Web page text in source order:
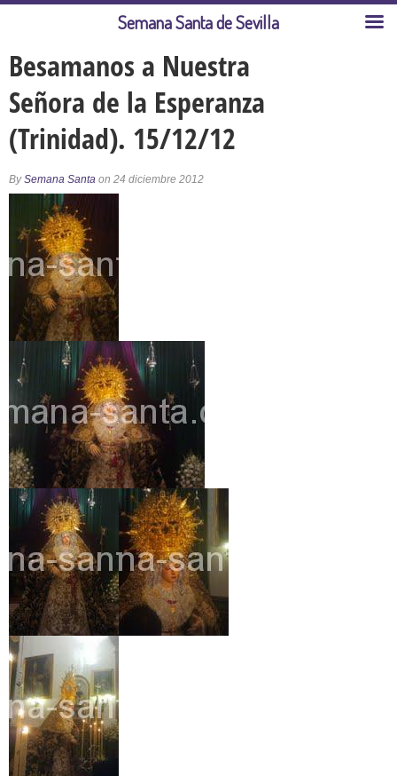
Besamanos a Nuestra
Señora de la Esperanza
(Trinidad). 15/12/12
BySemana Santa on 24 diciembre 2012
Semana Santa de Sevilla